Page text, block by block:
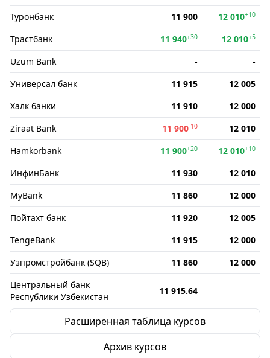
Туронбанк
11 900 12 010+10
Трастбанк 11 940+30 12 010+5
Uzum Bank -
-
Универсал банк
11 915
12 005
Халк банки
11 910
12 000
Ziraat Bank
11 900-10
12 010
Hamkorbank
11 900+20 12 010+10
ИнфинБанк 11 930
12 010
MyBank
11 860
12 000
Пойтахт банк
11 920
12 005
TengeBank
11 915
12 000
Узпромстройбанк (SQB)
11 860
12 000
Центральный банк
Республики Узбекистан
11 915.64
Расширенная таблица курсов
Архив курсов